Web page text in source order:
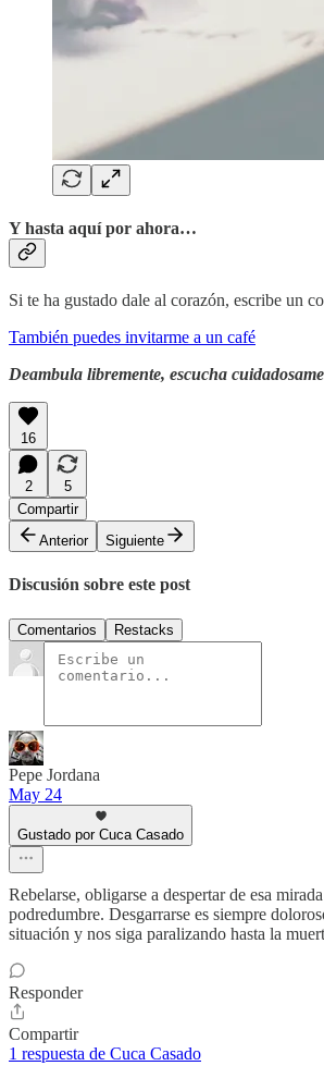
Y hasta aquí por ahora…
Si te ha gustado dale al corazón, escribe un
También puedes invitarme a un café
Deambula libremente, escucha
16
2
5
Compartir
Anterior
Siguiente
Discusión sobre este post
Comentarios Restacks
Pepe Jordana
May 24
Gustado por Cuca Casado
Rebelarse, obligarse a despertar de esa
podredumbre. Desgarrarse es siempre
situación y nos siga paralizando hasta la
Responder
Compartir
1 respuesta de Cuca Casado